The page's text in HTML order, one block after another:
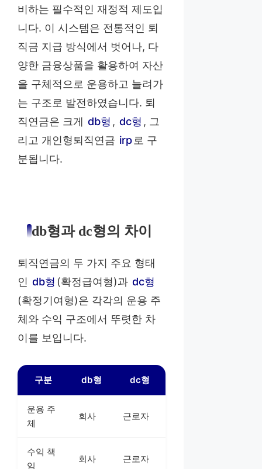
비하는 필수적인 재정적 제도입
니다. 이 시스템은 전통적인 퇴
직금 지급 방식에서 벗어나, 다
양한 금융상품을 활용하여 자산
을 구체적으로 운용하고 늘려가
는 구조로 발전하였습니다. 퇴
직연금은 크게 db형 , dc형 , 그
리고 개인형퇴직연금 irp 로 구
분됩니다.
db형과 dc형의 차이
퇴직연금의 두 가지 주요 형태
인 db형 (확정급여형)과 dc형
(확정기여형)은 각각의 운용 주
체와 수익 구조에서 뚜렷한 차
이를 보입니다.
구분 db형 dc형
운용 주
체
회사 근로자
수익 책
임
회사 근로자